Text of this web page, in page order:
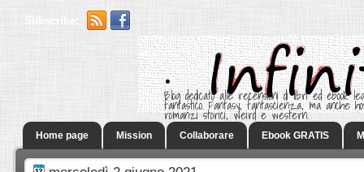
Subscribe:
.
Blog dedicato alle recensioni di libri ed ebook
fantastico. Fantasy, fantascienza, ma anche
romanzi storici, weird e western.
Home page Mission Collaborare Ebook GRATIS